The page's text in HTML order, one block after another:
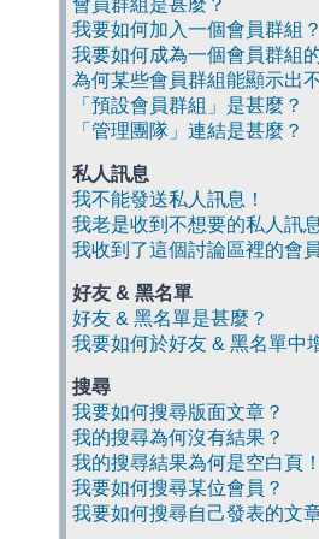
會員群組是甚麼？
我要如何加入一個會員群組？
我要如何成為一個會員群組
為何某些會員群組能顯示出
「預設會員群組」是甚麼？
「管理團隊」連結是甚麼？
私人訊息
我不能發送私人訊息！
我老是收到不想要的私人訊息
我收到了這個討論區裡的會
好友 & 黑名單
好友 & 黑名單是甚麼？
我要如何於好友 & 黑名單中
搜尋
我要如何搜尋版面文章？
我的搜尋為何沒有結果？
我的搜尋結果為何是空白頁
我要如何搜尋某位會員？
我要如何搜尋自己發表的文